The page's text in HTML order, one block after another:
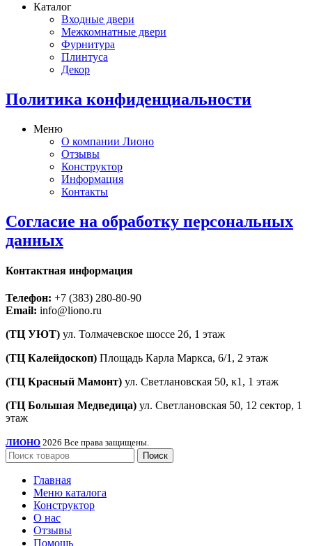
Каталог
Входные двери
Межкомнатные двери
Фурнитура
Плинтуса
Декор
Политика конфиденциальности
Меню
О компании Лионо
Отзывы
Конструктор
Информация
Контакты
Согласие на обработку персональных
данных
Контактная информация
Телефон: +7 (383) 280-80-90
Email: info@liono.ru
(ТЦ УЮТ) ул. Толмачевское шоссе 2б, 1 этаж
​(​ТЦ Калейдоскоп) Площадь Карла Маркса, 6/1, 2 этаж
(ТЦ Красный Мамонт) ул. Светлановская 50, к1, 1 этаж
(ТЦ Большая Медведица) ул. Светлановская 50, ​12 сектор, 1
этаж
ЛИОНО 2026 Все права защищены.
Поиск
Главная
Меню каталога
Конструктор
О нас
Отзывы
Помощь